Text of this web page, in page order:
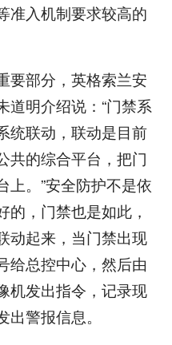
准入机制要求较高的
部分，英格索兰安
道明介绍说：“门禁系
统联动，联动是目前
共的综合平台，把门
上。”安全防护不是依
，门禁也是如此，
动起来，当门禁出现
给总控中心，然后由
机发出指令，记录现
警报信息。